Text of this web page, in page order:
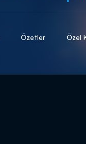
Özetler Özel